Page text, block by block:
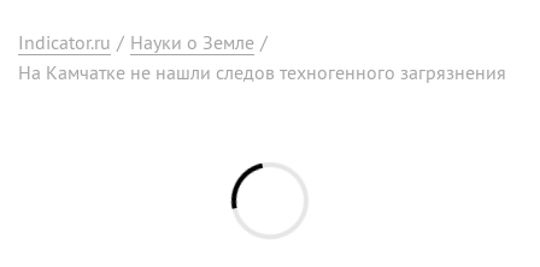
Indicator.ru / Науки о Земле /
На Камчатке не нашли следов техногенного загрязнения